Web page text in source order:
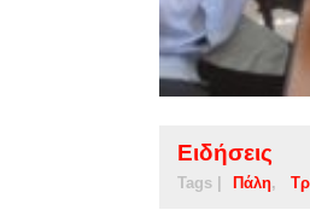
Ειδήσεις
Tags | Πάλη